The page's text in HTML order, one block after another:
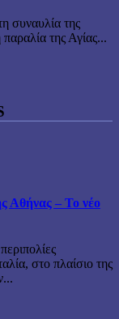
συναυλία της
της Αγίας...
Αθήνας – Το νέο
στο πλαίσιο της